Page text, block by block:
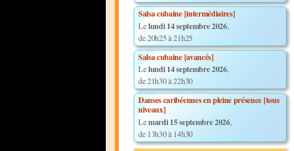
Salsa cubaine [intermédiaires]
Lelundi 14 septembre 2026,
de 20h25 à 21h25
Salsa cubaine [avancés]
Lelundi 14 septembre 2026,
de 21h30 à 22h30
Danses caribéennes en pleine présence [tous
niveaux]
Lemardi 15 septembre 2026,
de 13h30 à 14h30